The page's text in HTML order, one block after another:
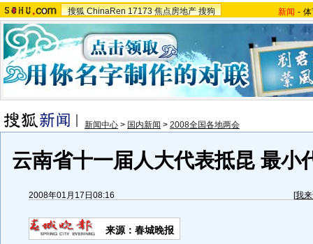
搜狐 ChinaRen 17173 焦点房地产 搜狗 新闻 -
新闻中心 > 国内新闻 > 2008全国各地两会
云南省十一届人大代表抵昆 最小
2008年01月17日08:16 [我
来源：春城晚报